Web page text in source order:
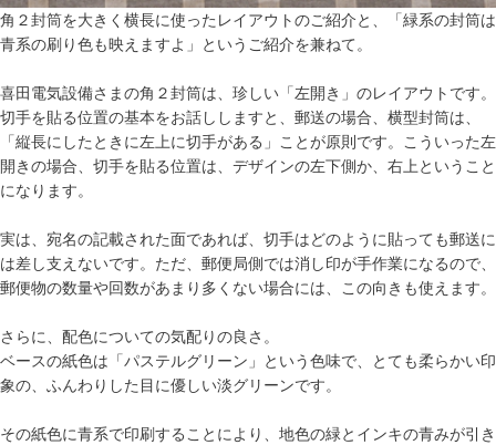
角２封筒を大きく横長に使ったレイアウトのご紹介と、「緑系の封筒は
青系の刷り色も映えますよ」というご紹介を兼ねて。
喜田電気設備さまの角２封筒は、珍しい「左開き」のレイアウトです。
切手を貼る位置の基本をお話ししますと、郵送の場合、横型封筒は、
「縦長にしたときに左上に切手がある」ことが原則です。こういった左
開きの場合、切手を貼る位置は、デザインの左下側か、右上ということ
になります。
実は、宛名の記載された面であれば、切手はどのように貼っても郵送に
は差し支えないです。ただ、郵便局側では消し印が手作業になるので、
郵便物の数量や回数があまり多くない場合には、この向きも使えます。
さらに、配色についての気配りの良さ。
ベースの紙色は「パステルグリーン」という色味で、とても柔らかい印
象の、ふんわりした目に優しい淡グリーンです。
その紙色に青系で印刷することにより、地色の緑とインキの青みが引き